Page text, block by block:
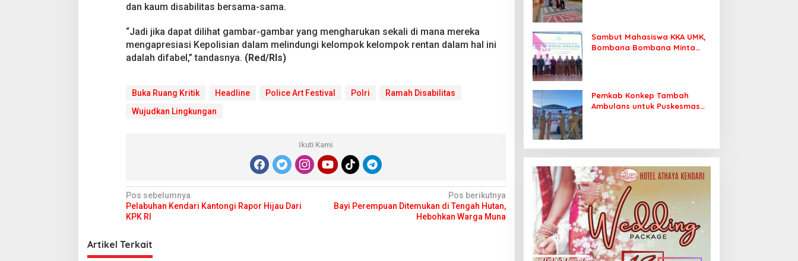
dan kaum disabilitas bersama-sama.
“Jadi jika dapat dilihat gambar-gambar yang mengharukan sekali di mana mereka
mengapresiasi Kepolisian dalam melindungi kelompok kelompok rentan dalam hal ini
adalah difabel,” tandasnya. (Red/Rls)
Buka Ruang Kritik Headline Police Art Festival Polri
Ramah Disabilitas
Wujudkan Lingkungan
Ikuti Kami
N
a
i
Pos sebelumnya
Pelabuhan Kendari Kantongi Rapor Hijau Dari
KPK RI
Pos berikutnya
Bayi Perempuan Ditemukan di Tengah Hutan,
Hebohkan Warga Muna
Artikel Terkait
Sambut Mahasiswa KKA UMK,
Bombana Bombana Minta
Pemkab Konkep Tambah
Ambulans untuk Puskesmas